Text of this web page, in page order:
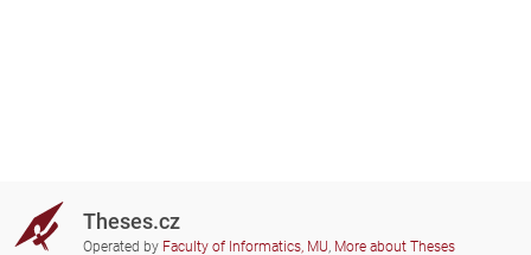
Theses.cz
Operated by Faculty of Informatics, MU, More about Theses